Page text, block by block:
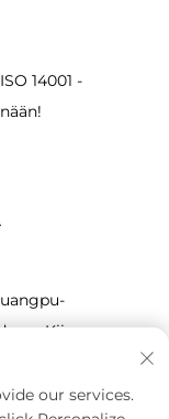
14001 -
Kiina
our services.